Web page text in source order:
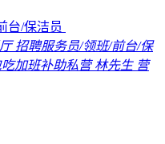
台/保洁员
招聘服务员/领班/前台/保
加班补助私营 林先生 营